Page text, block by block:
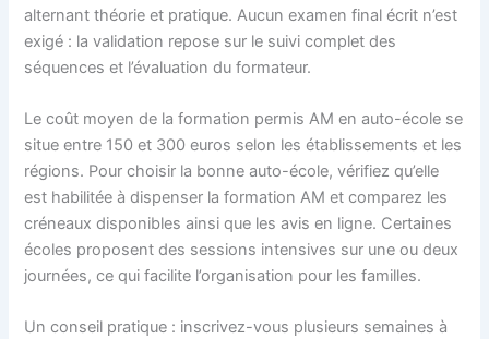
alternant théorie et pratique. Aucun examen final écrit n’est
exigé : la validation repose sur le suivi complet des
séquences et l’évaluation du formateur.
Le coût moyen de la formation permis AM en auto-école se
situe entre 150 et 300 euros selon les établissements et les
régions. Pour choisir la bonne auto-école, vérifiez qu’elle
est habilitée à dispenser la formation AM et comparez les
créneaux disponibles ainsi que les avis en ligne. Certaines
écoles proposent des sessions intensives sur une ou deux
journées, ce qui facilite l’organisation pour les familles.
Un conseil pratique : inscrivez-vous plusieurs semaines à